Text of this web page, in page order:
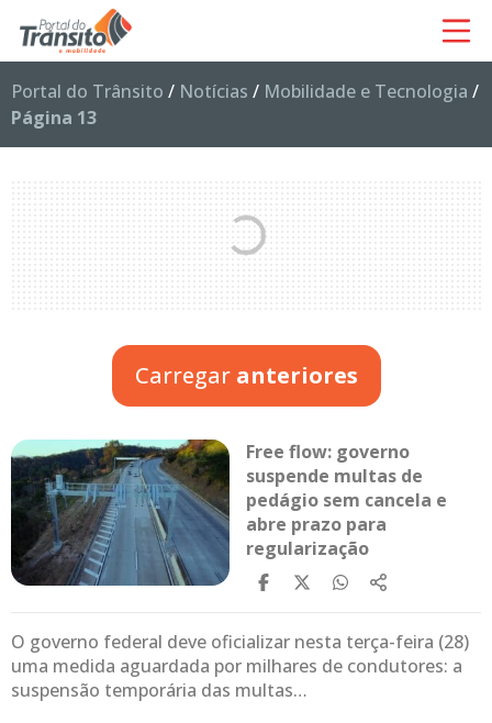
Portal do Trânsito / Notícias / Mobilidade e Tecnologia /
Página 13
Carregar anteriores
Free flow: governo
suspende multas de
pedágio sem cancela e
abre prazo para
regularização
O governo federal deve oficializar nesta terça-feira (28)
uma medida aguardada por milhares de condutores: a
suspensão temporária das multas…